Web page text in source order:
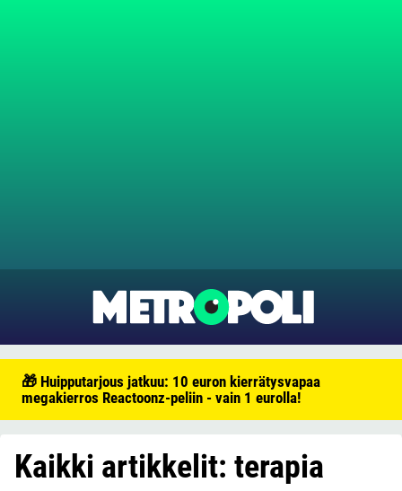
🎁 Huipputarjous jatkuu: 10 euron kierrätysvapaa
megakierros Reactoonz-peliin - vain 1 eurolla!
Kaikki artikkelit: terapia